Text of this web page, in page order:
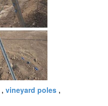
, vineyard poles ,